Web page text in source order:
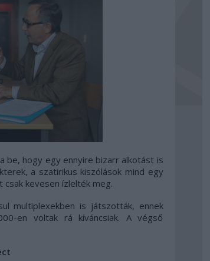
be, hogy egy ennyire bizarr alkotást is
a szatirikus kiszólások mind egy
csak kevesen ízlelték meg.
multiplexekben is játszották, ennek
en voltak rá kíváncsiak. A végső